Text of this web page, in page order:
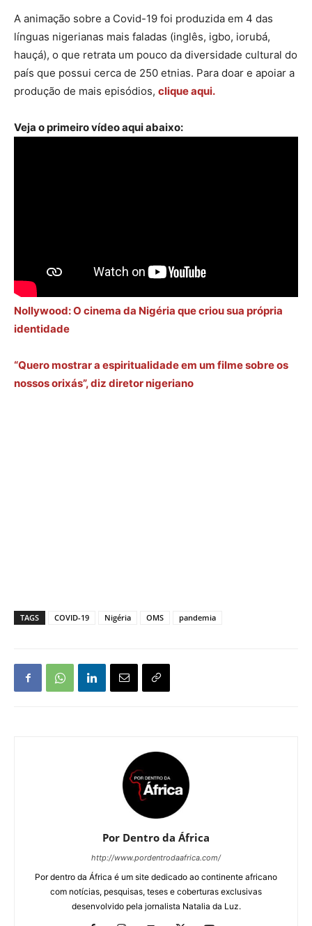
A animação sobre a Covid-19 foi produzida em 4 das
línguas nigerianas mais faladas (inglês, igbo, iorubá,
hauçá), o que retrata um pouco da diversidade cultural do
país que possui cerca de 250 etnias. Para doar e apoiar a
produção de mais episódios, clique aqui.
Veja o primeiro vídeo aqui abaixo:
Nollywood: O cinema da Nigéria que criou sua própria
identidade
“Quero mostrar a espiritualidade em um filme sobre os
nossos orixás”, diz diretor nigeriano
TAGS COVID-19 Nigéria OMS pandemia
Por Dentro da África
http://www.pordentrodaafrica.com/
Por dentro da África é um site dedicado ao continente africano
com notícias, pesquisas, teses e coberturas exclusivas
desenvolvido pela jornalista Natalia da Luz.